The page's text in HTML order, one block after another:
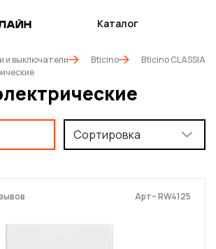
Каталог
и выключатели Bticino
Bticino CLASSIA
Сортировка
Арт– RW4125